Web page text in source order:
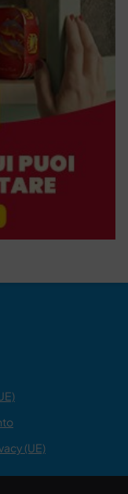
(UE)